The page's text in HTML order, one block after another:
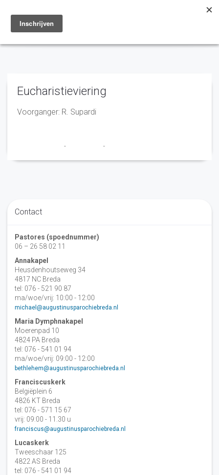
Toggle
navigation
Eucharistieviering
Voorganger: R. Supardi
- -
Contact
Pastores (spoednummer)
06 – 26 58 02 11
Annakapel
Heusdenhoutseweg 34
4817 NC Breda
tel: 076 - 521 90 87
ma/woe/vrij: 10:00 - 12:00
michael@augustinusparochiebreda.nl
Maria Dymphnakapel
Moerenpad 10
4824 PA Breda
tel: 076 - 541 01 94
ma/woe/vrij: 09:00 - 12:00
bethlehem@augustinusparochiebreda.nl
Franciscuskerk
Belgiëplein 6
4826 KT Breda
tel: 076 - 571 15 67
vrij: 09:00 - 11.30 u
franciscus@augustinusparochiebreda.nl
Lucaskerk
Tweeschaar 125
4822 AS Breda
tel: 076 - 541 01 94